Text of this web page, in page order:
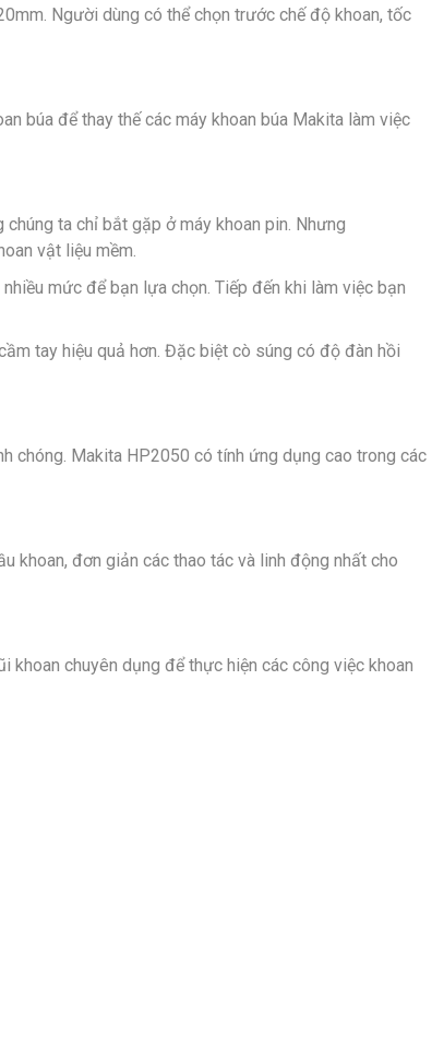
Người dùng có thể chọn trước chế độ khoan, tốc
búa để thay thế các máy khoan búa Makita làm việc
ta chỉ bắt gặp ở máy khoan pin. Nhưng
vật liệu mềm.
mức để bạn lựa chọn. Tiếp đến khi làm việc bạn
tay hiệu quả hơn. Đặc biệt cò súng có độ đàn hồi
chóng. Makita HP2050 có tính ứng dụng cao trong các
khoan, đơn giản các thao tác và linh động nhất cho
chuyên dụng để thực hiện các công việc khoan